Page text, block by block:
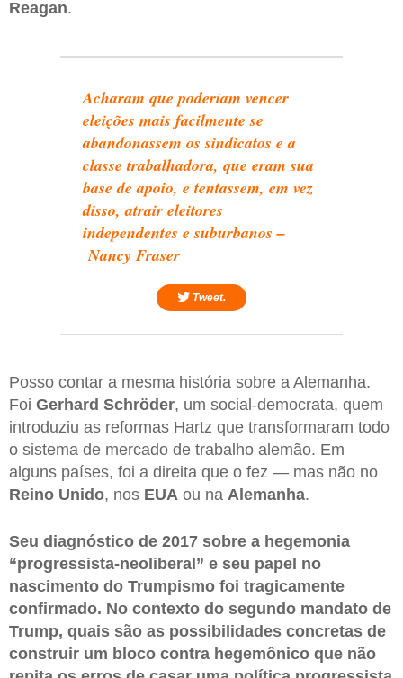
Reagan.
Acharam que poderiam vencer
eleições mais facilmente se
abandonassem os sindicatos e a
classe trabalhadora, que eram sua
base de apoio, e tentassem, em vez
disso, atrair eleitores
independentes e suburbanos –
Nancy Fraser
Tweet.
Posso contar a mesma história sobre a Alemanha.
Foi Gerhard Schröder, um social-democrata, quem
introduziu as reformas Hartz que transformaram todo
o sistema de mercado de trabalho alemão. Em
alguns países, foi a direita que o fez — mas não no
Reino Unido, nos EUA ou na Alemanha.
Seu diagnóstico de 2017 sobre a hegemonia
“progressista-neoliberal” e seu papel no
nascimento do Trumpismo foi tragicamente
confirmado. No contexto do segundo mandato de
Trump, quais são as possibilidades concretas de
construir um bloco contra hegemônico que não